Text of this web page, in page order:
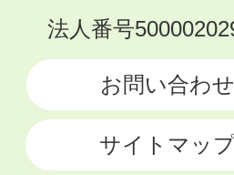
KATSURAGI
法人番号
お問い合わせ
サイトマッ